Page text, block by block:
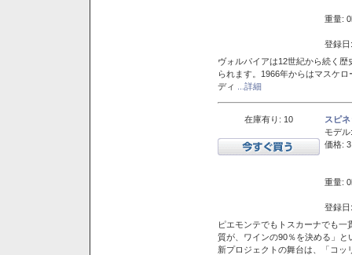
重量:
登録
ヴォルパイアは12世紀から続く
られます。1966年からはマスケ
ディ
...詳細
在庫有り: 10
スピ
モデル:
価格:
重量:
登録
ピエモンテでもトスカーナでも
質が、ワインの90％を決める」
新プロジェクトの舞台は、「コ